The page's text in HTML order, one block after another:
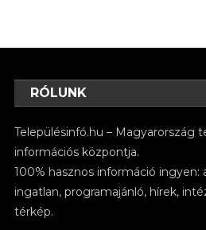
RÓLUNK
Településinfó.hu – Magyarország
információs központja.
100% hasznos információ ingyen:
ingatlan, programajánló, hírek,
térkép.